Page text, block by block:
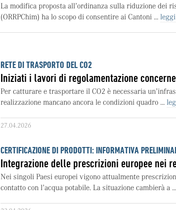
La modifica proposta all’ordinanza sulla riduzione dei
(ORRPChim) ha lo scopo di consentire ai Cantoni ... leggi
RETE DI TRASPORTO DEL CO2
Iniziati i lavori di regolamentazione
Per catturare e trasportare il CO2 è necessaria
realizzazione mancano ancora le condizioni quadro ...
27.04.2026
CERTIFICAZIONE DI PRODOTTI: INFORMATIVA
Integrazione delle prescrizioni europee nei
Nei singoli Paesi europei vigono attualmente
contatto con l’acqua potabile. La situazione cambierà a ...